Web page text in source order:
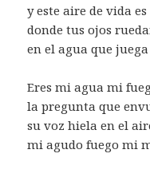
y este aire de vida
donde tus ojos
en el agua que
Eres mi agua mi
la pregunta que
su voz hiela en el
mi agudo fuego mi